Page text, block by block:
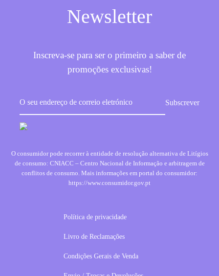
Newsletter
Inscreva-se para ser o primeiro a saber de
promoções exclusivas!
O consumidor pode recorrer à entidade de resolução alternativa de Litígios
de consumo: CNIACC – Centro Nacional de Informação e arbitragem de
conflitos de consumo. Mais informações em portal do consumidor:
https://www.consumidor.gov.pt
Política de privacidade
Livro de Reclamações
Condições Gerais de Venda